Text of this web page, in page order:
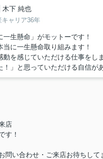
木下 純也
キャリア36年
一生懸命」がモットーです！
当に一生懸命取り組みます！
動を感じていただける仕事をし
！」と思っていただける自信が
店
す！
問い合わせ・ご来店お待ちして